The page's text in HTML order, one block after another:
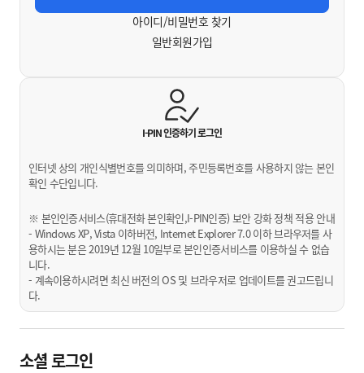
아이디/비밀번호 찾기
일반회원가입
I-PIN 인증하기로그인
인터넷 상의 개인식별번호를 의미하며, 주민등록번호를 사용하지 않는 본인
확인 수단입니다.
※ 본인인증서비스(휴대전화 본인확인,I-PIN인증) 보안 강화 정책 적용 안내
- Windows XP, Vista 이하버전, Internet Explorer 7.0 이하 브라우저를 사
용하시는 분은 2019년 12월 10일부로 본인인증서비스를 이용하실 수 없습
니다.
- 계속이용하시려면 최신 버전의 OS 및 브라우저로 업데이트를 권고드립니
다.
소셜 로그인